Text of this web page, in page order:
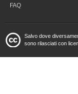
FAQ
Salvo dove
sono rilasciati con